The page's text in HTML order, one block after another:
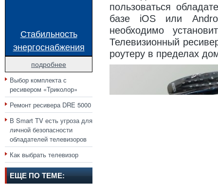
Стабильность
энергоснабжения
подробнее
Выбор комплекта с
ресивером «Триколор»
Ремонт ресивера DRE 5000
В Smart TV есть угроза для
личной безопасности
обладателей телевизоров
Как выбрать телевизор
ЕЩЕ ПО ТЕМЕ:
пользоваться
базе iOS или
необходимо
Телевизионный
роутеру в пределах